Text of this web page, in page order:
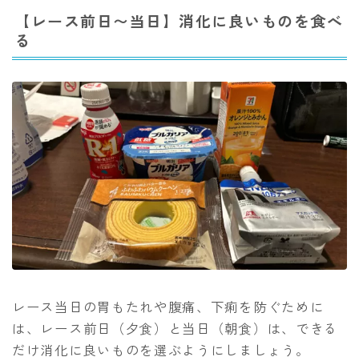
【レース前日〜当日】消化に良いものを食べ
る
レース当日の胃もたれや腹痛、下痢を防ぐために
は、レース前日（夕食）と当日（朝食）は、できる
だけ消化に良いものを選ぶようにしましょう。